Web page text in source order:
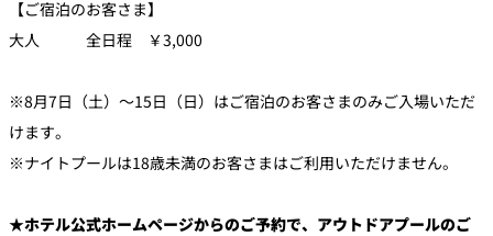
【ご宿泊のお客さま】
大人 全日程 ￥3,000
※8月7日（土）～15日（日）はご宿泊のお客さまのみご入場いただ
けます。
※ナイトプールは18歳未満のお客さまはご利用いただけません。
★ホテル公式ホームページからのご予約で、アウトドアプールのご